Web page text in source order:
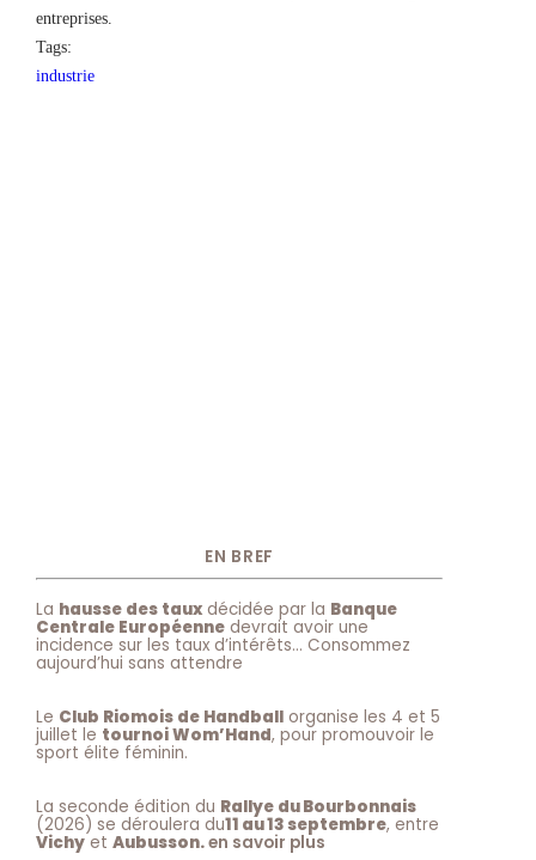
entreprises.
Tags:
industrie
EN BREF
La hausse des taux décidée par la Banque
Centrale Européenne devrait avoir une
incidence sur les taux d’intérêts… Consommez
aujourd’hui sans attendre
Le Club Riomois de Handball organise les 4 et 5
juillet le tournoi Wom’Hand, pour promouvoir le
sport élite féminin.
La seconde édition du Rallye du Bourbonnais
(2026) se déroulera du11 au 13 septembre, entre
Vichy et Aubusson.en savoir plus